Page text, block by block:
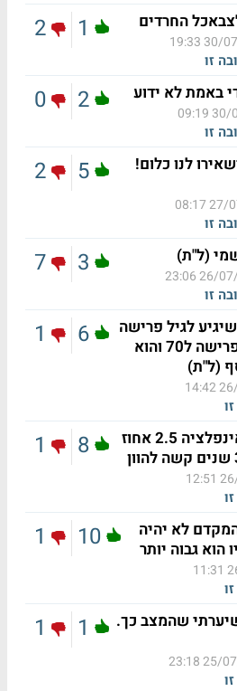
החרדים
30/07/
זו
1
2
באמת לא ידוע
30/
זו
2
0
לנו כלום!
27/
זו
5
2
(ל"ת)
26/07/
זו
3
7
27 עד שיגיע לגיל פרישה
יעלו את הגיל פרישה ל70 והוא
(ל"ת)
26/
6
1
עכשיו תוריד אינפלציה 2.5 אחוז
26/
8
1
שנה המקדם לא יהיה
10
1
שהמצב כך.
25/07/
1
1